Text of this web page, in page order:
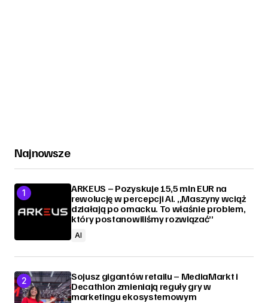
Najnowsze
ARKEUS – Pozyskuje 15,5 mln EUR na
rewolucję w percepcji AI. „Maszyny wciąż
działają po omacku. To właśnie problem,
który postanowiliśmy rozwiązać”
AI
Sojusz gigantów retailu – MediaMarkt i
Decathlon zmieniają reguły gry w
marketingu ekosystemowym